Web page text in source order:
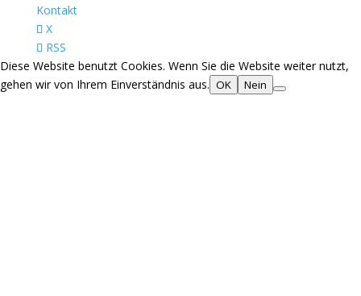
Kontakt
X
RSS
Diese Website benutzt Cookies. Wenn Sie die Website weiter nutzt,
gehen wir von Ihrem Einverständnis aus. OK Nein